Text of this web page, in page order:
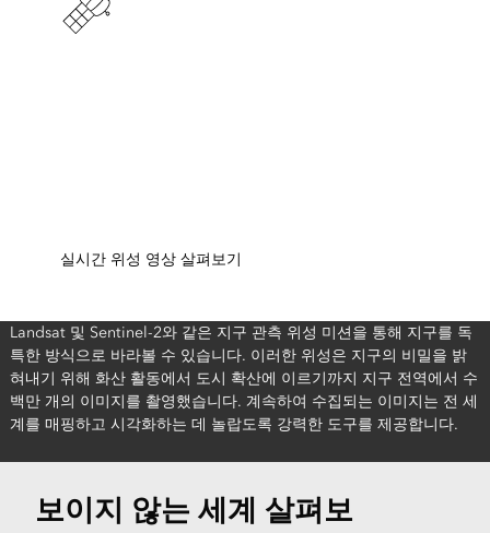
실시간 위성 영상 살펴보기
Landsat 및 Sentinel-2와 같은 지구 관측 위성 미션을 통해 지구를 독
특한 방식으로 바라볼 수 있습니다. 이러한 위성은 지구의 비밀을 밝
혀내기 위해 화산 활동에서 도시 확산에 이르기까지 지구 전역에서 수
백만 개의 이미지를 촬영했습니다. 계속하여 수집되는 이미지는 전 세
계를 매핑하고 시각화하는 데 놀랍도록 강력한 도구를 제공합니다.
보이지 않는 세계 살펴보